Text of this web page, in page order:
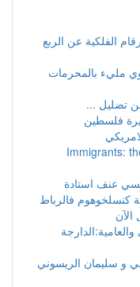
الفلكية عن الربع
مليء بالمحرمات
تضليل ...
فلسطين
عنف استادة
فالرباط
سليمان الريسوني